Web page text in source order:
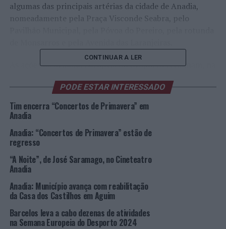
algumas das principais artérias da cidade de Anadia,
nomeadamente pela Praça Visconde Seabra, pelo
As ações da Semana Europeia do Desporto terminam, na
aprende” que vai desenrolar-se, das 11h00 às 12h00, no
Centro Escolar das Avelãs.
uma iniciativa da Comissão Europeia, sendo desenvolvida
em Portugal pelo Instituto Português do Desporto e da
Juventude, tendo como propósito promover o desporto
e a atividade física em toda a Europa e continuar a gerar
novas atividades, aproveitando as experiências positivas
já existentes. O principal tema da campanha continua a
ser “
#BeActive
” que deverá incentivar cada um a estar
ativo durante a “semana”, mas também a permanecer
CONTINUAR A LER
PODE ESTAR INTERESSADO
Tim encerra “Concertos de Primavera” em
Anadia
Anadia: “Concertos de Primavera” estão de
regresso
“A Noite”, de José Saramago, no Cineteatro
Anadia
Anadia: Município avança com reabilitação
da Casa dos Castilhos em Aguim
Barcelos leva a cabo dezenas de atividades
na Semana Europeia do Desporto 2024